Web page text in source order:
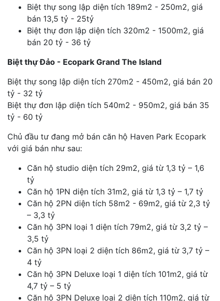
Biệt thự song lập diện tích 189m2 - 250m2, giá
bán 13,5 tỷ - 25tỷ
Biệt thự đơn lập diện tích 320m2 - 1500m2, giá
bán 20 tỷ - 36 tỷ
Biệt thự Đảo - Ecopark Grand The Island
Biệt thự song lập diện tích 270m2 - 450m2, giá bán 20
tỷ - 32 tỷ
Biệt thự đơn lập diện tích 540m2 - 950m2, giá bán 35
tỷ - 60 tỷ
Chủ đầu tư đang mở bán căn hộ Haven Park Ecopark
với giá bán như sau:
Căn hộ studio diện tích 29m2, giá từ 1,3 tỷ – 1,6
tỷ
Căn hộ 1PN diện tích 31m2, giá từ 1,3 tỷ – 1,7 tỷ
Căn hộ 2PN diện tích 58m2 - 69m2, giá từ 2,3 tỷ
– 3,3 tỷ
Căn hộ 3PN loại 1 diện tích 79m2, giá từ 3,2 tỷ –
3,5 tỷ
Căn hộ 3PN loại 2 diện tích 86m2, giá từ 3,7 tỷ –
4 tỷ
Căn hộ 3PN Deluxe loại 1 diện tích 101m2, giá từ
4,7 tỷ – 5 tỷ
Căn hộ 3PN Deluxe loại 2 diện tích 110m2, giá từ